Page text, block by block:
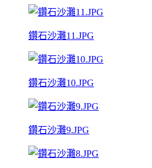
鑽石沙灘11.JPG
鑽石沙灘10.JPG
鑽石沙灘9.JPG